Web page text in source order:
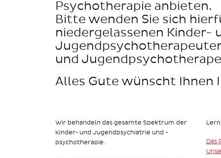
Psychotherapie anbieten.
Bitte wenden Sie sich
niedergelassenen Kinder-
und
Alles Gute wünscht Ihnen
Wir behandeln das gesamte Spektrum der
Kinder- und Jugendpsychiatrie und -
psychotherapie.
Das